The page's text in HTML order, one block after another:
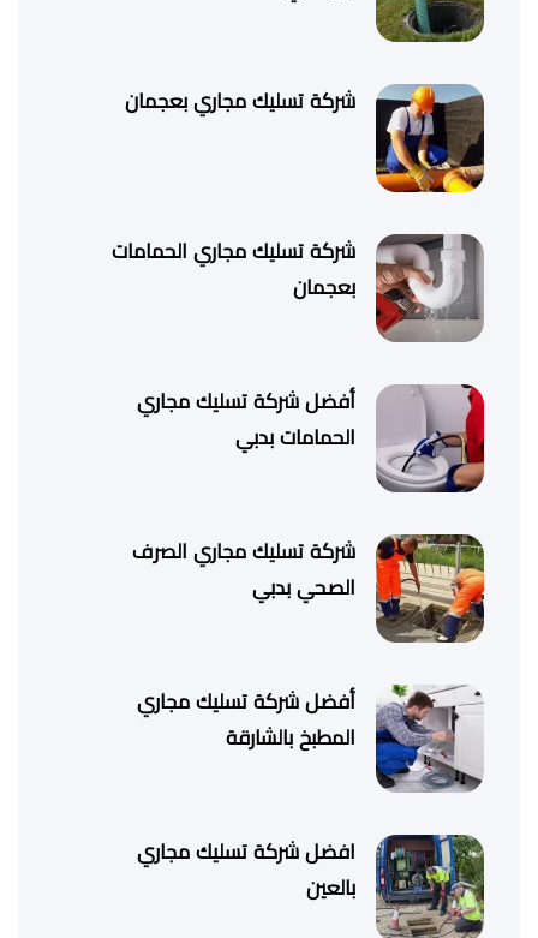
شركة تسليك مجاري بعجمان
شركة تسليك مجاري الحمامات
بعجمان
أفضل شركة تسليك مجاري
الحمامات بدبي
شركة تسليك مجاري الصرف
الصحي بدبي
أفضل شركة تسليك مجاري
المطبخ بالشارقة
افضل شركة تسليك مجاري
بالعين